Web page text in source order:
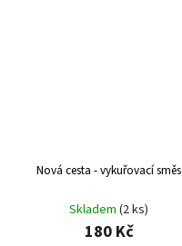
Nová cesta - vykuřovací směs
Skladem (2 ks)
180 Kč